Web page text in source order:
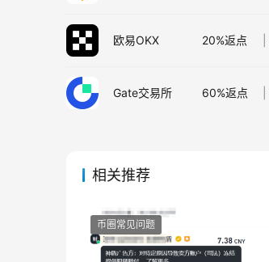
欧易OKX 20%返点
Gate交易所 60%返点
相关推荐
币圈常见问题